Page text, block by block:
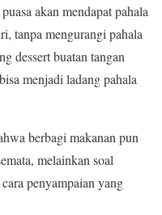
akan mendapat pahala
tanpa mengurangi pahala
dessert buatan tangan
menjadi ladang pahala
berbagi makanan pun
melainkan soal
penyampaian yang